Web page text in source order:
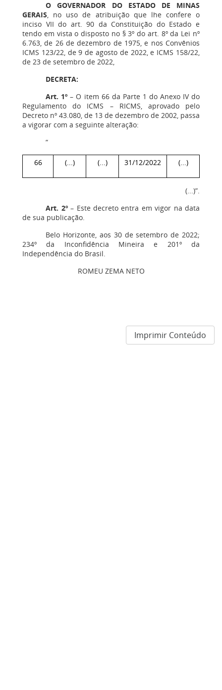
O GOVERNADOR DO ESTADO DE MINAS
GERAIS, no uso de atribuição que lhe confere o
inciso VII do art. 90 da Constituição do Estado e
tendo em vista o disposto no § 3º do art. 8º da Lei nº
6.763, de 26 de dezembro de 1975, e nos Convênios
ICMS 123/22, de 9 de agosto de 2022, e ICMS 158/22,
de 23 de setembro de 2022,
DECRETA:
Art. 1º – O item 66 da Parte 1 do Anexo IV do
Regulamento do ICMS – RICMS, aprovado pelo
Decreto nº 43.080, de 13 de dezembro de 2002, passa
a vigorar com a seguinte alteração:
“
66 (...) (...) 31/12/2022 (...)
(...)”.
Art. 2º– Este decreto entra em vigor na data
de sua publicação.
Belo Horizonte, aos 30 de setembro de 2022;
234º da Inconfidência Mineira e 201º da
Independência do Brasil.
ROMEU ZEMA NETO
Imprimir Conteúdo